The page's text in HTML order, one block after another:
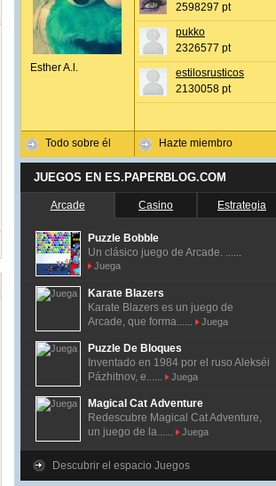
Esther A.l.
Todo sobre él
2598297 pt
pukko
2326577 pt
estilosrusticos
2130058 pt
Hazte miembro
JUEGOS EN ES.PAPERBLOG.COM
Arcade Casino Estrategia
Puzzle Bobble
Un clásico juego de Arcade. ......
Juega
Karate Blazers
Karate Blazers es un juego de
Arcade, que forma......
Juega
Puzzle De Bloques
Inventado en 1984 por el ruso Alekséi
Pázhitnov, e......
Juega
Magical Cat Adventure
Redescubre Magical Cat Adventure,
un juego de la......
Juega
Descubrir el espacio Juegos